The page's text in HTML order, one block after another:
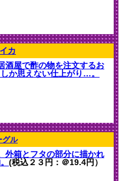
カ
酒屋で酢の物を注文するお
か思えない仕上がり…。
グル
外箱とフタの部分に描かれ
(税込２３円：＠19.4円）